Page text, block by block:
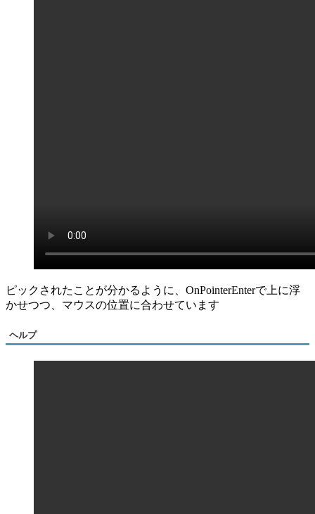
ピックされたことが分かるように、OnPointerEnterで上に浮
かせつつ、マウスの位置に合わせています
ヘルプ